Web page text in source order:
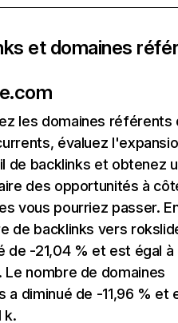
et domaines
les domaines référents
évaluez
de backlinks et obtenez
des opportunités à
vous pourriez passer.
de backlinks vers
de -21,04 % et est égal à
Le nombre de domaines
a diminué de -11,96 % et
k.